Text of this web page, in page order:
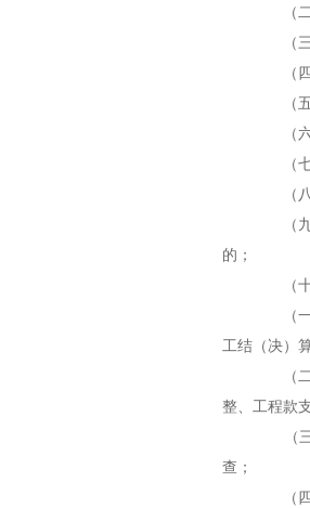
（二
（三
（四
（五
（六
（七
（八
（九
的；
（十
（一
工结（决）
（二
整、工程款
（三
查；
（四